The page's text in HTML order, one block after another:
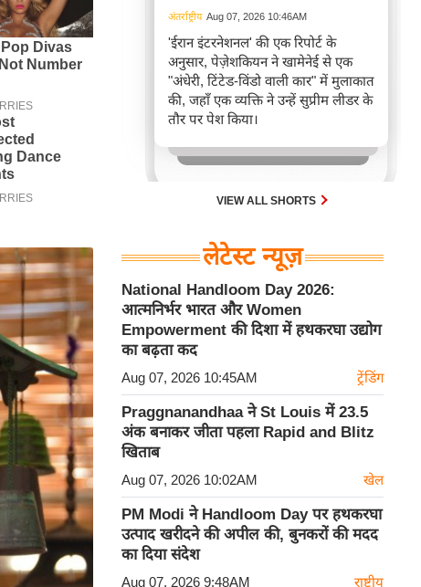
अंतर्राष्ट्रीय Aug 07, 2026 10:46AM
'ईरान इंटरनेशनल' की एक रिपोर्ट के
अनुसार, पेज़ेशकियन ने खामेनेई से एक
"अंधेरी, टिंटेड-विंडो वाली कार" में मुलाकात
की, जहाँ एक व्यक्ति ने उन्हें सुप्रीम लीडर के
तौर पर पेश किया।
VIEW ALL SHORTS
लेटेस्ट न्यूज़
National Handloom Day 2026:
आत्मनिर्भर भारत और Women
Empowerment की दिशा में हथकरघा उद्योग
का बढ़ता कद
Aug 07, 2026 10:45AM ट्रेंडिंग
Praggnanandhaa ने St Louis में 23.5
अंक बनाकर जीता पहला Rapid and Blitz
खिताब
Aug 07, 2026 10:02AM खेल
PM Modi ने Handloom Day पर हथकरघा
उत्पाद खरीदने की अपील की, बुनकरों की मदद
का दिया संदेश
Aug 07, 2026 9:48AM राष्ट्रीय